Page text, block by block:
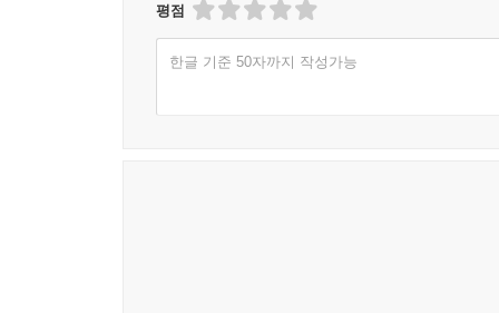
파괴성을 부각했으며 『수호전』의 전파를 금해
정치 체제에 따라 금서와 찬양 혹은 정치적 왜곡
평점
한글 기준 50자까지 작성가능